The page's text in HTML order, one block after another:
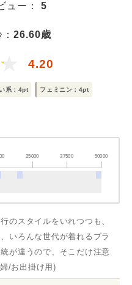
ュー：5
：26.60歳
4.20
系：4pt フェミニン：4pt
25000 37500 50000
のスタイルをいれつつも、
いろんな世代が着れるブラ
が違うので、そこだけ注意
/お出掛け用)